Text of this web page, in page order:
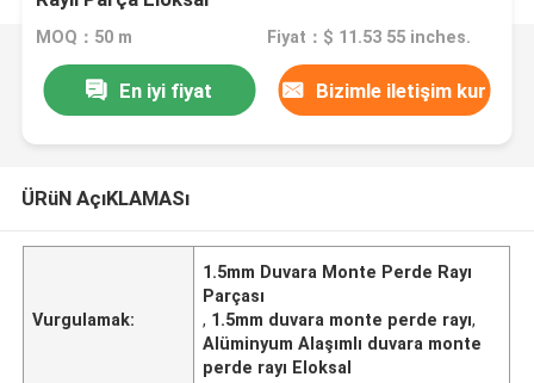
MOQ：50 m Fiyat：$ 11.53 55 inches.
En iyi fiyat Bizimle iletişim kur
ÜRüN AçıKLAMASı
Vurgulamak:
1.5mm Duvara Monte Perde Rayı
Parçası
, 1.5mm duvara monte perde rayı,
Alüminyum Alaşımlı duvara monte
perde rayı Eloksal